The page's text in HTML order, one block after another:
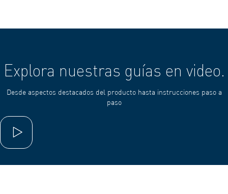
Explora nuestras guías en video.
Desde aspectos destacados del producto hasta instrucciones paso a
paso
Reproducir video